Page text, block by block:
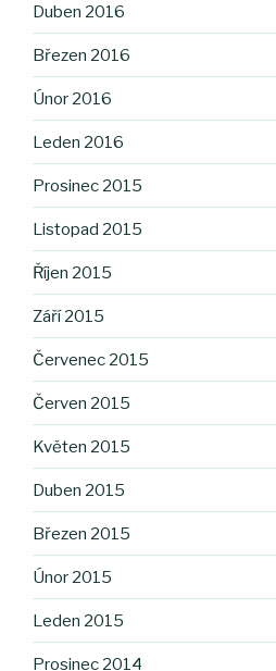
Duben 2016
Březen 2016
Únor 2016
Leden 2016
Prosinec 2015
Listopad 2015
Říjen 2015
Září 2015
Červenec 2015
Červen 2015
Květen 2015
Duben 2015
Březen 2015
Únor 2015
Leden 2015
Prosinec 2014